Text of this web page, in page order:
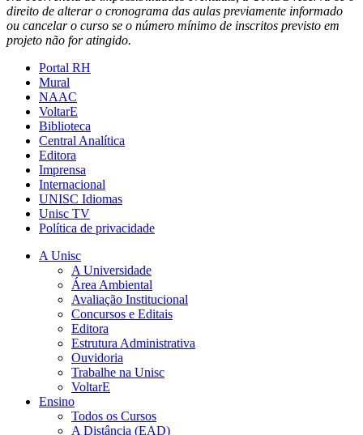
direito de alterar o cronograma das aulas previamente informado
ou cancelar o curso se o número mínimo de inscritos previsto em
projeto não for atingido.
Portal RH
Mural
NAAC
VoltarE
Biblioteca
Central Analítica
Editora
Imprensa
Internacional
UNISC Idiomas
Unisc TV
Política de privacidade
A Unisc
A Universidade
Área Ambiental
Avaliação Institucional
Concursos e Editais
Editora
Estrutura Administrativa
Ouvidoria
Trabalhe na Unisc
VoltarE
Ensino
Todos os Cursos
A Distância (EAD)